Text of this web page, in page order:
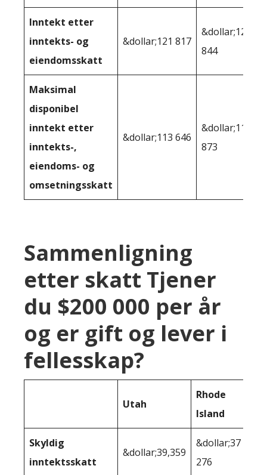
Inntekt etter
inntekts- og
eiendomsskatt
&dollar;121 817
&dollar;121
844
Maksimal
disponibel
inntekt etter
inntekts-,
eiendoms- og
omsetningsskatt
&dollar;113 646
&dollar;113
873
Sammenligning
etter skatt Tjener
du $200 000 per år
og er gift og lever i
fellesskap?
Utah
Rhode
Island
Skyldig
inntektsskatt
&dollar;39,359
&dollar;37
276